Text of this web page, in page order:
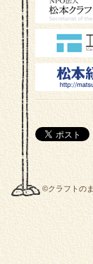
©クラフトの